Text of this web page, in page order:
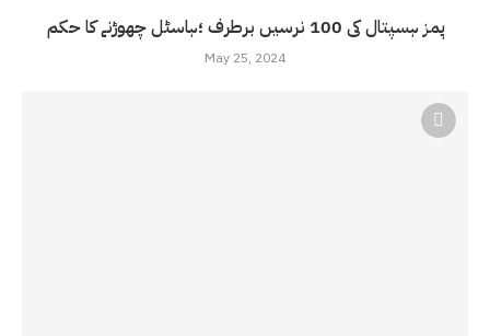
پمز ہسپتال کی 100 نرسیں برطرف ؛ہاسٹل چھوڑنے کا حکم
May 25, 2024